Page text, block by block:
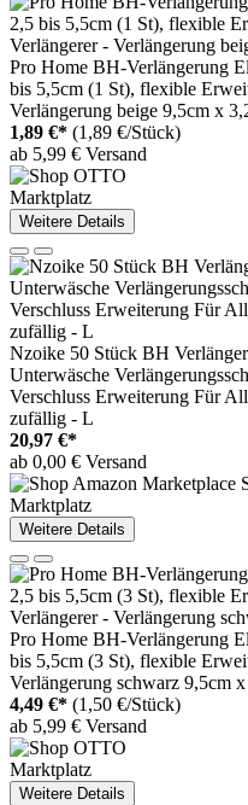
Pro Home BH-Verlängerung
bis 5,5cm (1 St), flexible
Verlängerung beige 9,5cm x
1,89 €* (1,89 €/Stück)
ab 5,99 € Versand
Marktplatz
Weitere Details
Nzoike 50 Stück BH
Unterwäsche
Verschluss Erweiterung Für
zufällig - L
20,97 €*
ab 0,00 € Versand
Marktplatz
Weitere Details
Pro Home BH-Verlängerung
bis 5,5cm (3 St), flexible
Verlängerung schwarz 9,5cm
4,49 €* (1,50 €/Stück)
ab 5,99 € Versand
Marktplatz
Weitere Details